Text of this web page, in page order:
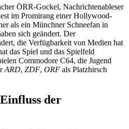
ÖRR-Gockel, Nachrichtenableser
im Promirang einer Hollywood-
als ein Münchner Schneefan in
sich geändert. Der
die Verfügbarkeit von Medien hat
das Spiel und das Spielfeld
Commodore C64, die Jugend
ARD, ZDF, ORF als Platzhirsch
der